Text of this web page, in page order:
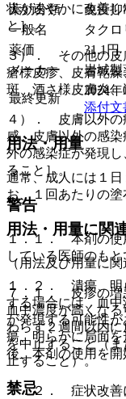
状が速やかに改善
と］。
３）． その他の皮
瘡様皮疹、皮膚乾
斑、酒さ様皮膚炎
４）． 皮膚以外の
感、皮膚以外の感
外の感染症が発現
ること］。
警告
１．１． 本剤の使
している医師のもと
１．２． 潰瘍、明
する場合には、血
が発現する可能性
瘍、明らかに局面
後、本剤の使用を
禁忌
薬効分類
免疫抑
一般名
タク
薬価
31.1円
メーカー
岩城製
最終更新
2024
添付文
用法・用量
通常、成人には１
お、１回あたりの塗
用法・用量に関
（用法及び用量に関
７．１． 皮疹の増
血中濃度が高くな
わらず２週間以内
を中止すること（
止すること）。
７．２． 症状改善